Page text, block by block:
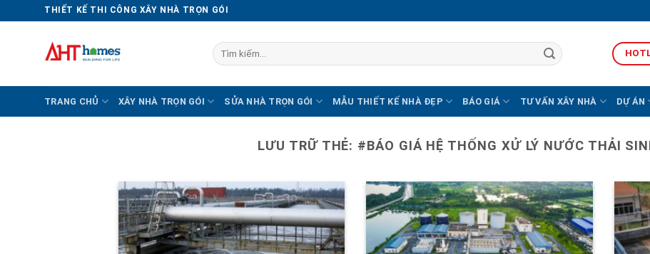
THIẾT KẾ THI CÔNG XÂY NHÀ TRỌN GÓI
Tìm
kiếm:
TRANG CHỦ XÂY NHÀ TRỌN GÓI SỬA NHÀ TRỌN GÓI MẪU THIẾT KẾ NHÀ ĐẸP BÁO GIÁ TƯ VẤN XÂY NHÀ DỰ ÁN
LƯU TRỮ THẺ: #BÁO GIÁ HỆ THỐNG XỬ LÝ NƯỚC THẢI